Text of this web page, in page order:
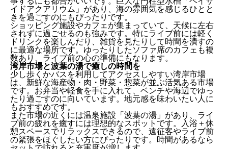
イドアクアリウム」があり、海の雰囲気を感じるひとと
きを過ごすのにもぴったりです。
ショッピング施設やカフェが集まっていて、天候に左右
されずに過ごせるのも強みです。特にライブ前には軽く
ドリンクを楽しんだり、雑貨を見たりして時間を潰すの
に最適な場所です。ゆったりしたソファ席のカフェも複
数あり、ライブ前の心の準備にもなります。
湾岸市場と波葉の湯で癒しの時間を
少し歩くかバスを利用してアクセスしやすい湾岸市場
は、新鮮な海産物・肉・野菜・惣菜が並ぶ活気ある市場
です。お弁当や軽食を手に入れて、ベンチや海辺でゆっ
たり過ごすのに向いています。地元感を味わいたい人に
もおすすめです。
また市場の近くには温泉施設「波葉の湯」があり、ライ
ブ前の疲れを癒すには理想的なスポットです。入浴＋休
憩スペースでリラックスできるので、遠征客やライブ前
の緊張をほぐしたい方にぴったりです。時間があるなら